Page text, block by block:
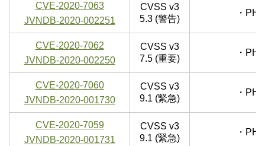
CVE-2020-7063
JVNDB-2020-002251
CVSS v3
5.3 (警告)
・
CVE-2020-7062
JVNDB-2020-002250
CVSS v3
7.5 (重要)
・
CVE-2020-7060
JVNDB-2020-001730
CVSS v3
9.1 (緊急)
・
CVE-2020-7059
JVNDB-2020-001731
CVSS v3
9.1 (緊急)
・